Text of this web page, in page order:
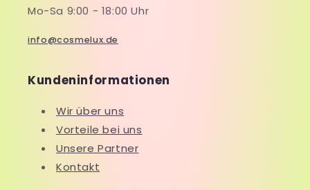
Mo-Sa 9:00 - 18:00 Uhr
info@cosmelux.de
Kundeninformationen
Wir über uns
Vorteile bei uns
Unsere Partner
Kontakt